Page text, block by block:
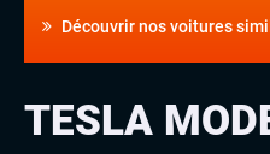
Découvrir nos voitures
TESLA